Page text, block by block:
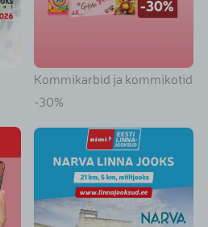
Kommikarbid ja kommikotid
-30%